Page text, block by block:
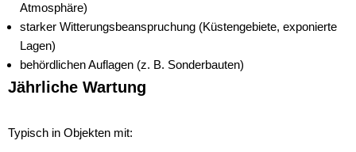
Atmosphäre)
starker Witterungsbeanspruchung (Küstengebiete, exponierte
Lagen)
behördlichen Auflagen (z. B. Sonderbauten)
Jährliche Wartung
Typisch in Objekten mit: